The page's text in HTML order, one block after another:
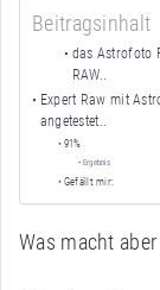
Beitragsinhalt
das Astrofoto
RAW..
Expert Raw mit
angetestet..
91%
Ergebnis
Gefällt mir:
Was macht